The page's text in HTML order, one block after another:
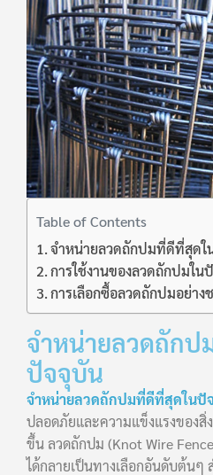
Table of Contents
จำหน่ายลวดถักปมที่ดีที่สุด
การใช้งานของลวดถักปมใน
การเลือกซื้อลวดถักปมอย่าง
จำหน่ายลวดถักป
ปัจจุบัน
จำหน่ายลวดถักปมที่ดีที่สุดในปั
ปลอดภัยและความแข็งแรงของ
ขึ้น ลวดถักปม (Knot Wire
ได้กลายเป็นทางเลือกอันดับต้นๆ